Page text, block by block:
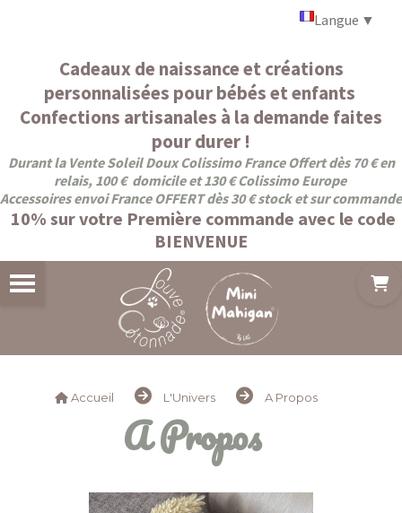
Cadeaux de naissance et créations
personnalisées pour bébés et enfants
Confections artisanales à la demande faites
pour durer !
Durant la Vente Soleil Doux Colissimo France Offert dès 70 € en
relais, 100 € domicile et 130 € Colissimo Europe
Accessoires envoi France OFFERT dès 30 € stock et sur commande
10% sur votre Première commande avec le code
BIENVENUE
Accueil L'Univers A Propos
A Propos
Langue ▼